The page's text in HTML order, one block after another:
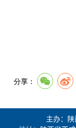
分享：
主办：